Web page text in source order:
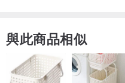
與此商品相似